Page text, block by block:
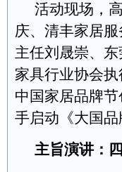
活动现场，
庆、清丰家居
主任刘晟崇、
家具行业协会
中国家居品牌
手启动《大国
主旨演讲： 四